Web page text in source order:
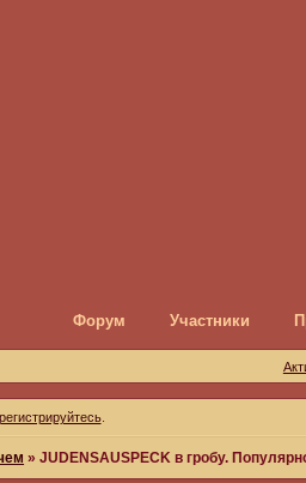
Форум Участники
.
»JUDENSAUSPECK в гробу.